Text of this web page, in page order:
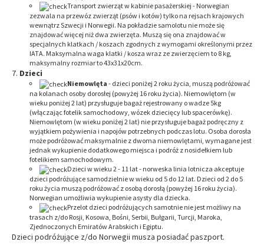
Transport zwierząt w kabinie pasażerskiej - Norwegian
zezwala na przewóz zwierząt (psów i kotów) tylko na rejsach krajowych
wewnątrz Szwecji i Norwegii. Na pokładzie samolotu nie może się
znajdować więcej niż dwa zwierzęta. Muszą się ona znajdować w
specjalnych klatkach / koszach zgodnych z wymogami określonymi przez
IATA. Maksymalna waga klatki / kosza wraz ze zwierzęciem to 8 kg,
maksymalny rozmiar to 43x31x20cm.
Dzieci
Niemowlęta - dzieci poniżej 2 roku życia, muszą podróżować
na kolanach osoby dorosłej (powyżej 16 roku życia). Niemowlętom (w
wieku poniżej 2 lat) przysługuje bagaż rejestrowany o wadze 5kg
(włączając fotelik samochodowy, wózek dziecięcy lub spacerówkę).
Niemowlętom (w wieku poniżej 2 lat) nie przysługuje bagaż podręczny z
wyjątkiem pożywienia i napojów potrzebnych podczas lotu. Osoba dorosła
może podróżować maksymalnie z dwoma niemowlętami, wymagane jest
jednak wykupienie dodatkowego miejsca i podróż z nosidełkiem lub
fotelikiem samochodowym.
Dzieci w wieku 2 - 11 lat - norweska linia lotnicza akceptuje
dzieci podróżujące samodzielnie w wieku od 5 do 12 lat. Dzieci od 2 do 5
roku życia muszą podróżować z osobą dorosłą (powyżej 16 roku życia).
Norwegian umożliwia wykupienie asysty dla dziecka.
Przelot dzieci podróżujących samotnie nie jest możliwy na
trasach z/do Rosji, Kosowa, Bośni, Serbii, Bułgarii, Turcji, Maroka,
Zjednoczonych Emiratów Arabskich i Egiptu.
Dzieci podróżujące z/do Norwegii musza posiadać paszport.